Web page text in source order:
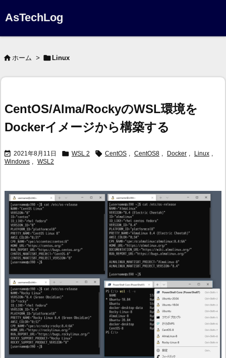
AsTechLog
 ホーム >  Linux
CentOS/Alma/RockyのWSL環境を
Dockerイメージから構築する
 2021年8月11日  WSL 2  CentOS , CentOS8 , Docker , Linux ,
Windows , WSL2